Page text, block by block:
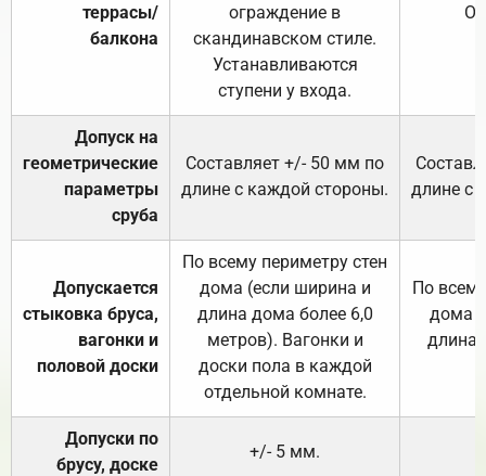
террасы/
балкона
ограждение в
скандинавском стиле.
Устанавливаются
ступени у входа.
Допуск на
геометрические
параметры
сруба
Составляет +/- 50 мм по
длине с каждой стороны.
длине с
Допускается
стыковка бруса,
вагонки и
половой доски
По всему периметру стен
дома (если ширина и
длина дома более 6,0
метров). Вагонки и
доски пола в каждой
отдельной комнате.
По
дома
длина
Допуски по
брусу, доске
+/- 5 мм.